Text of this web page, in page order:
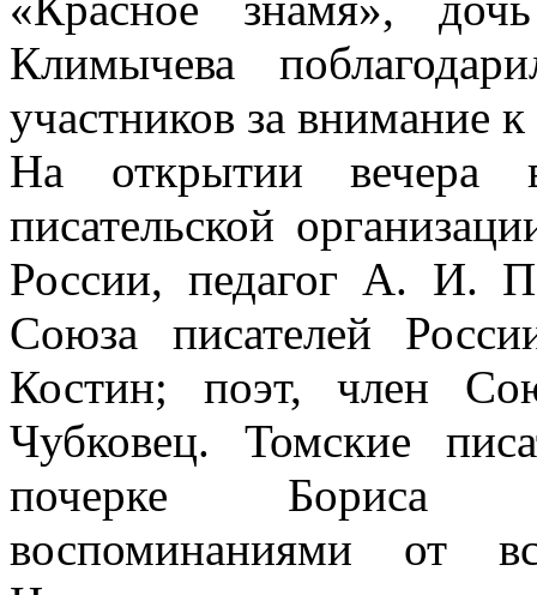
Климычева
участников за внимание
На открытии вечера
писательской
России, педагог А. И.
Союза писателей
Костин; поэт, член
Чубковец. Томские
почерке Бориса
воспоминаниями от